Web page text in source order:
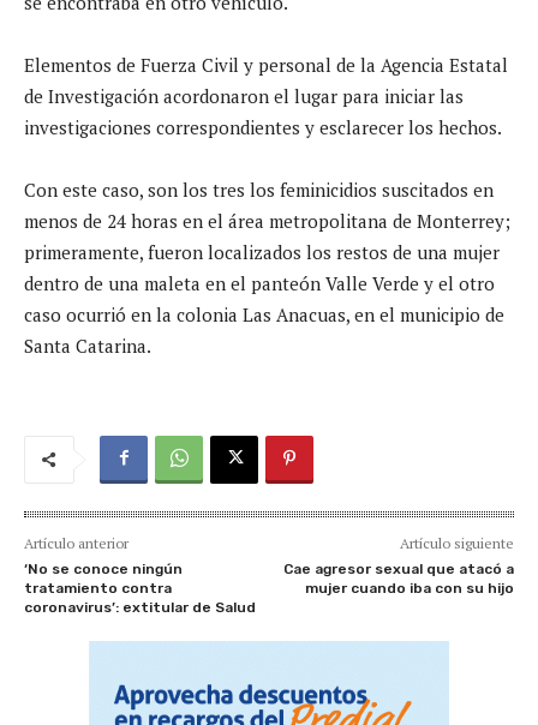
Elementos de Fuerza Civil y personal de la Agencia Estatal
de Investigación acordonaron el lugar para iniciar las
investigaciones correspondientes y esclarecer los hechos.
Con este caso, son los tres los feminicidios suscitados en
menos de 24 horas en el área metropolitana de Monterrey;
primeramente, fueron localizados los restos de una mujer
dentro de una maleta en el panteón Valle Verde y el otro
caso ocurrió en la colonia Las Anacuas, en el municipio de
Santa Catarina.
Artículo anterior
‘No se conoce ningún
tratamiento contra
coronavirus’: extitular de Salud
Artículo siguiente
Cae agresor sexual que atacó a
mujer cuando iba con su hijo